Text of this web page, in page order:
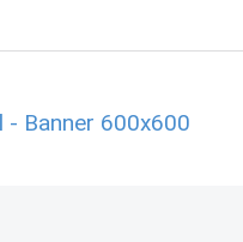
- Banner 600x600